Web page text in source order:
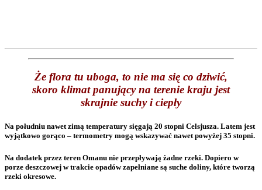
Że flora tu uboga, to nie ma się co dziwić,
skoro klimat panujący na terenie kraju jest
skrajnie suchy i ciepły
Na południu nawet zimą temperatury sięgają 20 stopni Celsjusza. Latem jest
wyjątkowo gorąco – termometry mogą wskazywać nawet powyżej 35 stopni.
Na dodatek przez teren Omanu nie przepływają żadne rzeki. Dopiero w
porze deszczowej w trakcie opadów zapełniane są suche doliny, które tworzą
rzeki okresowe.